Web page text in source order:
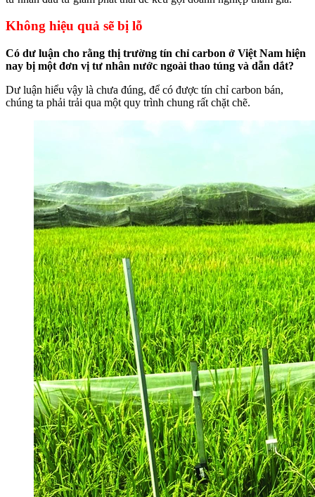
Không hiệu quả sẽ bị lỗ
Có dư luận cho rằng thị trường tín chỉ carbon ở Việt Nam hiện
nay bị một đơn vị tư nhân nước ngoài thao túng và dẫn dắt?
Dư luận hiểu vậy là chưa đúng, để có được tín chỉ carbon bán,
chúng ta phải trải qua một quy trình chung rất chặt chẽ.